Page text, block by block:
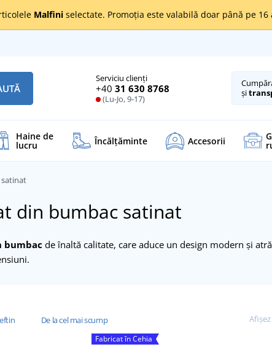
Malfini selectate. Promoția este valabilă doar până pe 16
Serviciu clienți
+40 31 630 8768
(Lu-Jo, 9-17)
și
Haine de
lucru Încălţăminte Accesorii
din bumbac satinat
bumbac de înaltă calitate, care aduce un design modern și
De la cel mai scump
Fabricat în Cehia